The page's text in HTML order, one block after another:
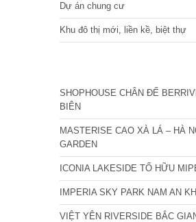
Dự án chung cư
Khu đô thị mới, liền kề, biệt thự
SHOPHOUSE CHÂN ĐẾ
BIÊN
MASTERISE CAO XÀ LÁ – HÀ
GARDEN
ICONIA LAKESIDE TỐ HỮU
IMPERIA SKY PARK NAM AN
VIỆT YÊN RIVERSIDE BẮC